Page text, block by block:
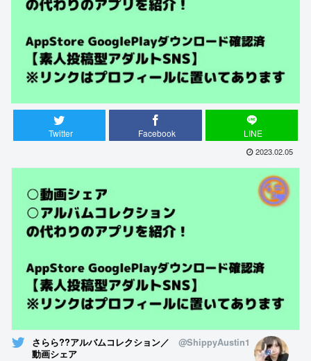
Twitter Facebook LINE
2023.02.05
さらら??アルバムコレクション／
動画シェア
@ShippyAustin1